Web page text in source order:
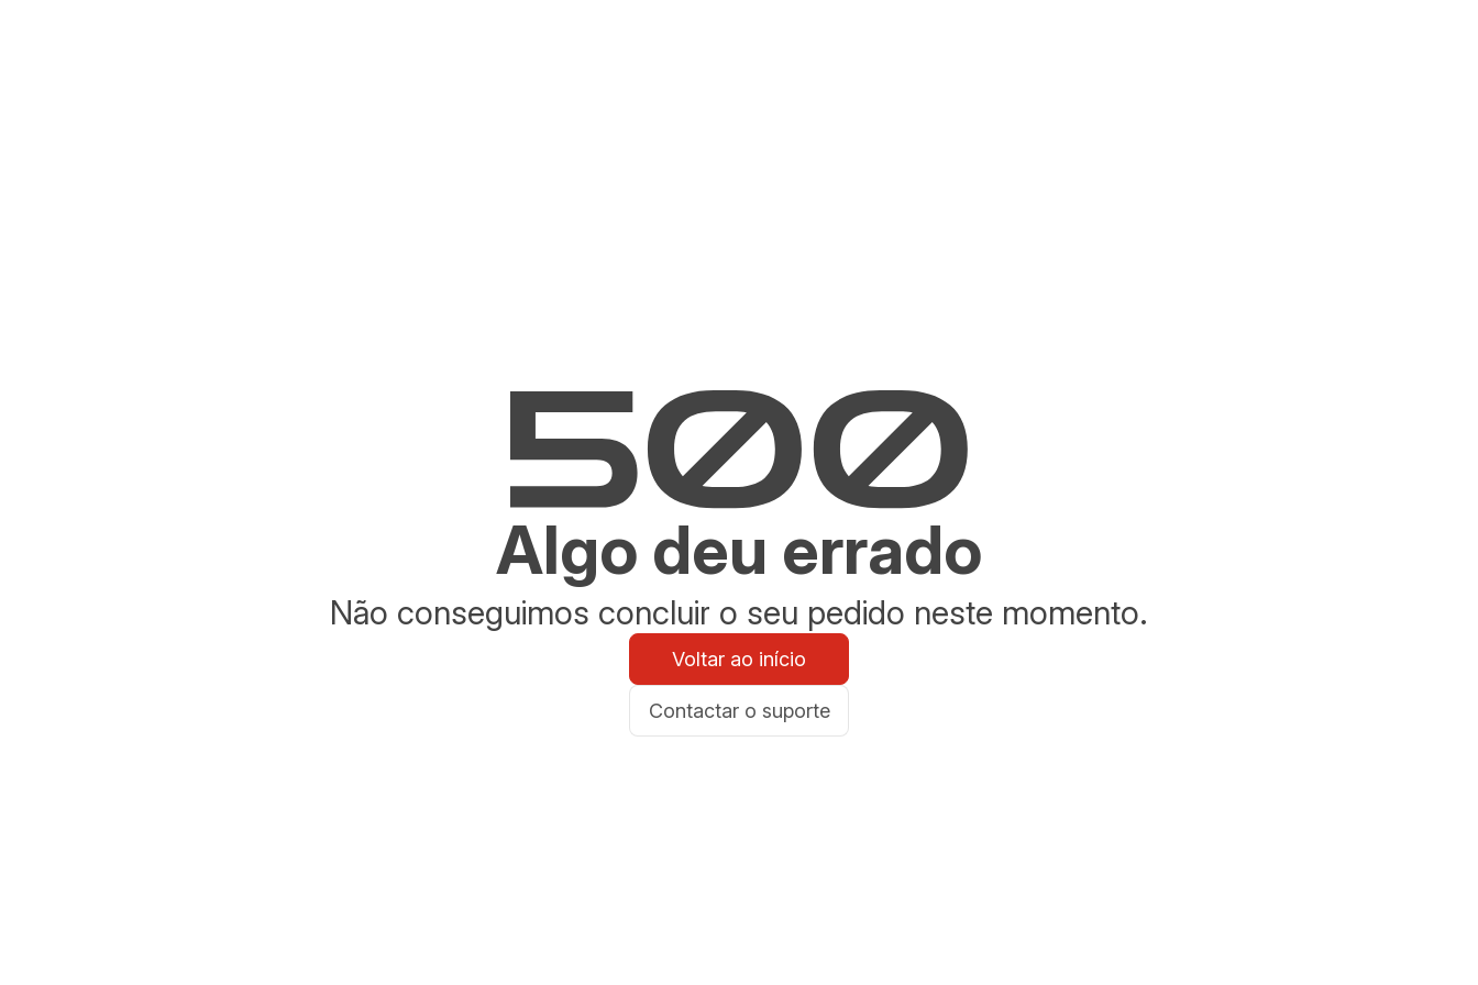
Algo deu errado
Não conseguimos concluir o seu pedido neste momento.
Voltar ao início
Contactar o suporte